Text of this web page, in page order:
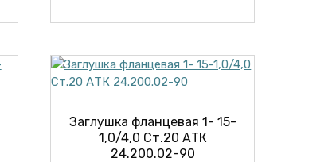
Заглушка фланцевая 1- 15-
1,0/4,0 Ст.20 АТК
24.200.02-90